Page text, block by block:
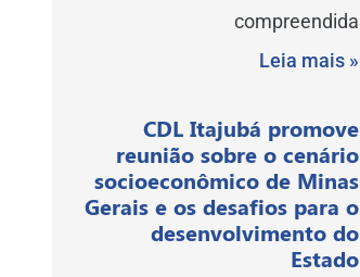
compreendida
Leia mais »
CDL Itajubá promove
reunião sobre o cenário
socioeconômico de Minas
Gerais e os desafios para o
desenvolvimento do
Estado